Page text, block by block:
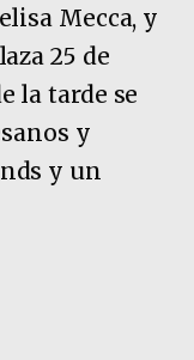
Mecca, y
25 de
la tarde se
y
y un